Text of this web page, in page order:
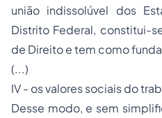
união indissolúvel dos
Distrito Federal, constitui-
de Direito e tem como
(...)
IV - os valores sociais do
Desse modo, e sem